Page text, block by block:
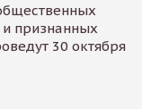
признанных
30 октября